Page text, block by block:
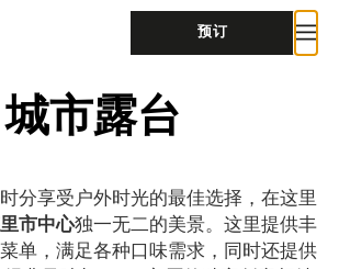
预订
城市露台
分享受户外时光的最佳选择，在这里
市中心独一无二的美景。这里提供丰
单，满足各种口味需求，同时还提供